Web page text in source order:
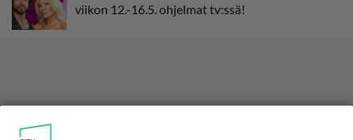
viikon 12.-16.5. ohjelmat tv:ssä!